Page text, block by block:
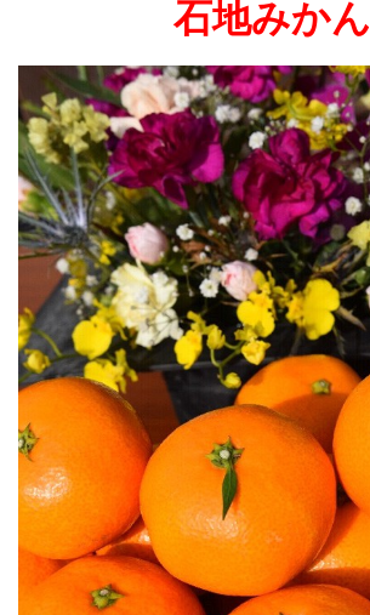
石地みかん